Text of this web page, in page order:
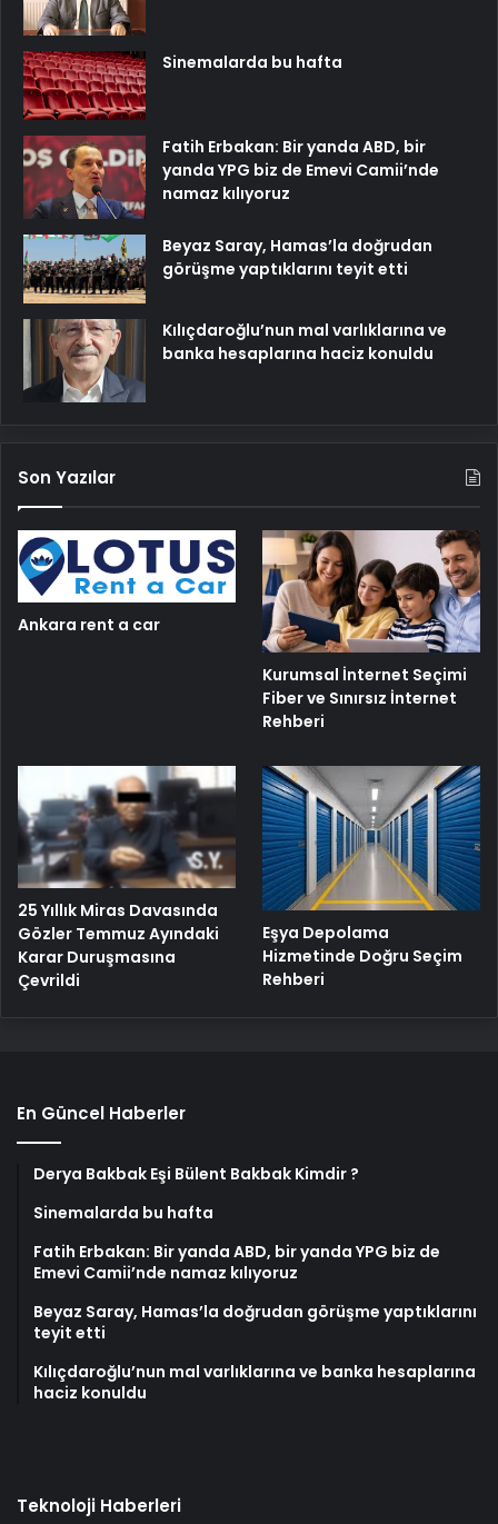
Sinemalarda bu hafta
Fatih Erbakan: Bir yanda ABD, bir
yanda YPG biz de Emevi Camii’nde
namaz kılıyoruz
Beyaz Saray, Hamas’la doğrudan
görüşme yaptıklarını teyit etti
Kılıçdaroğlu’nun mal varlıklarına ve
banka hesaplarına haciz konuldu
Son Yazılar
Ankara rent a car
Kurumsal İnternet Seçimi
Fiber ve Sınırsız İnternet
Rehberi
25 Yıllık Miras Davasında
Gözler Temmuz Ayındaki
Karar Duruşmasına
Çevrildi
Eşya Depolama
Hizmetinde Doğru Seçim
Rehberi
En Güncel Haberler
Derya Bakbak Eşi Bülent Bakbak Kimdir ?
Sinemalarda bu hafta
Fatih Erbakan: Bir yanda ABD, bir yanda YPG biz de
Emevi Camii’nde namaz kılıyoruz
Beyaz Saray, Hamas’la doğrudan görüşme yaptıklarını
teyit etti
Kılıçdaroğlu’nun mal varlıklarına ve banka hesaplarına
haciz konuldu
Teknoloji Haberleri